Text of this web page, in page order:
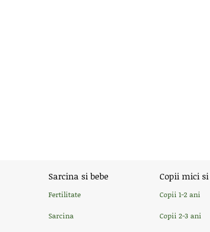
Sarcina si bebe
Fertilitate
Sarcina
Copii mici
Copii 1-2 ani
Copii 2-3 ani